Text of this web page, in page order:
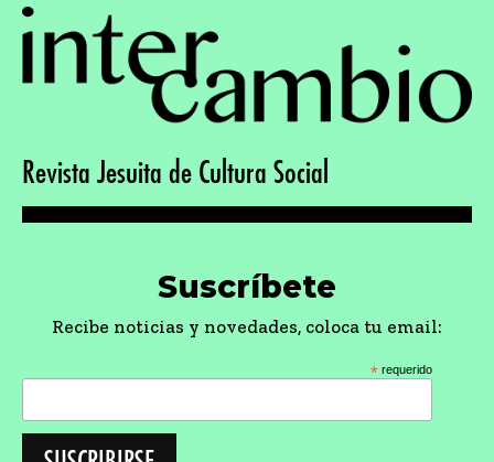
Revista Jesuita de Cultura Social
Suscríbete
Recibe noticias y novedades, coloca tu email:
* requerido